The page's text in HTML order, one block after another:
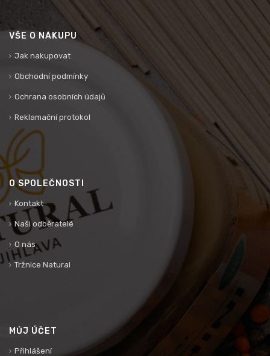
VŠE O NÁKUPU
Jak nakupovat
Obchodní podmínky
Ochrana osobních údajů
Reklamační protokol
O SPOLEČNOSTI
Kontakt
Naši odběratelé
O nás
Tržnice Natural
MŮJ ÚČET
Přihlášení